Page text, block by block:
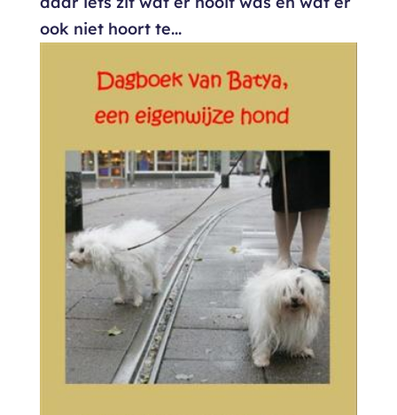
ook niet hoort te...